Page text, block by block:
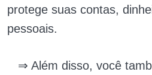
protege suas contas,
pessoais.
⇒ Além disso, você